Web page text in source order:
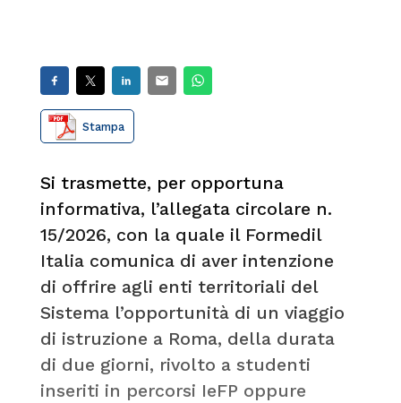
Stampa
Si trasmette, per opportuna
informativa, l’allegata circolare n.
15/2026, con la quale il Formedil
Italia comunica di aver intenzione
di offrire agli enti territoriali del
Sistema l’opportunità di un viaggio
di istruzione a Roma, della durata
di due giorni, rivolto a studenti
inseriti in percorsi IeFP oppure